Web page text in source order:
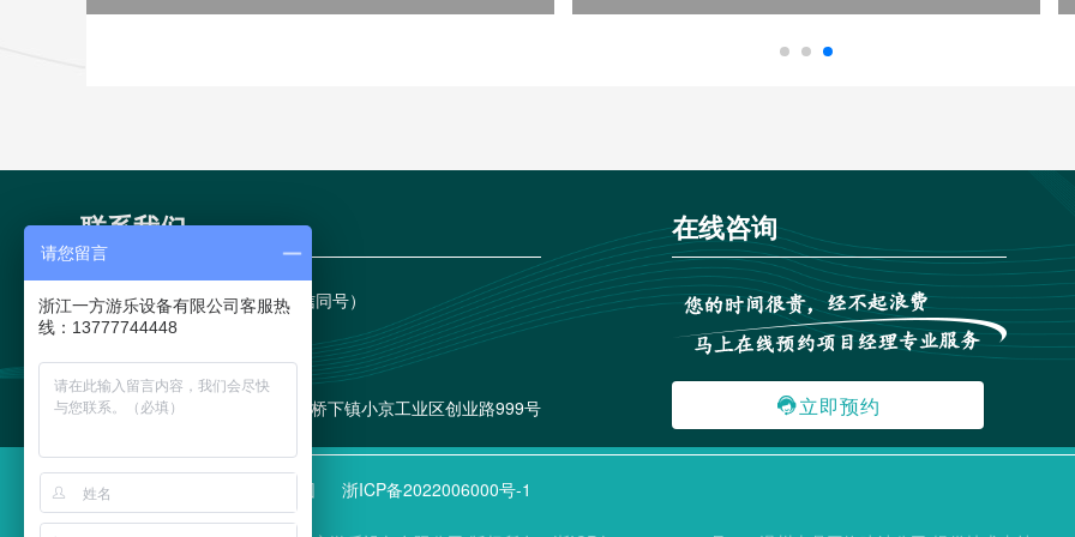
联系我们
手机：15967796288（微信同号）
 电话：15967796288
邮箱： 86743879@qq.com
地址：浙江省温州市永嘉县桥下镇小京工业区创业路999号
在线咨询
立即预约
友情链接 室内儿童乐园 浙ICP备2022006000号-1
请您留言
浙江一方游乐设备有限公司客服热
线：13777744448